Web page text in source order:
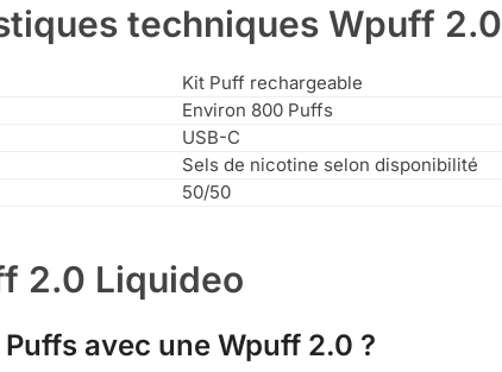
techniques Wpuff 2.0
Kit Puff rechargeable
Environ 800 Puffs
USB-C
Sels de nicotine selon disponibilité
50/50
2.0 Liquideo
avec une Wpuff 2.0 ?